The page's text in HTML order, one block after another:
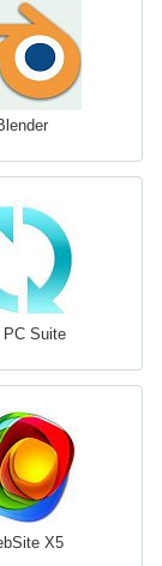
PC Suite
X5